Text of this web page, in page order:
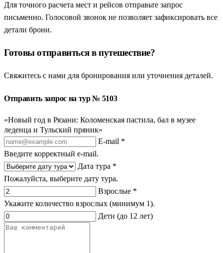
Для точного расчета мест и рейсов отправьте запрос
письменно. Голосовой звонок не позволяет зафиксировать все
детали брони.
Готовы отправиться в путешествие?
Свяжитесь с нами для бронирования или уточнения деталей.
Отправить запрос на тур № 5103
«Новый год в Рязани: Коломенская пастила, бал в музее
леденца и Тульский пряник»
E-mail *
Введите корректный e-mail.
Дата тура *
Пожалуйста, выберите дату тура.
Взрослые *
Укажите количество взрослых (минимум 1).
Дети (до 12 лет)